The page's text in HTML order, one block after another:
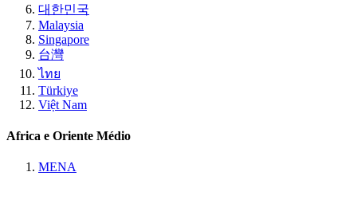
대한민국
Malaysia
Singapore
台灣
ไทย
Türkiye
Việt Nam
Africa e Oriente Médio
MENA